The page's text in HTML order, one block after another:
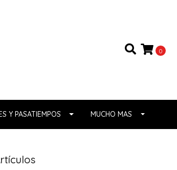
0
Y PASATIEMPOS MUCHO MAS